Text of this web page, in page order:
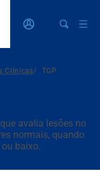
Clínicas/ TGP
avalia lesões no
normais, quando
baixo.